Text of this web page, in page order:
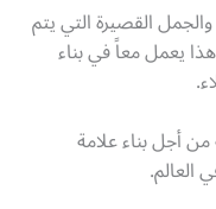
القصيرة التي يتم
يعمل معاً في بناء
أجل بناء علامة
العالم.